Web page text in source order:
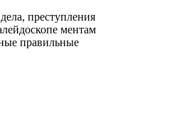
преступления
ментам
правильные